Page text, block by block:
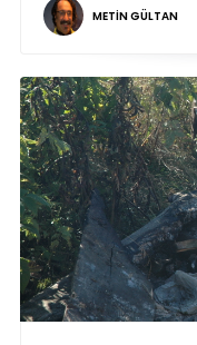
METİN GÜLTAN